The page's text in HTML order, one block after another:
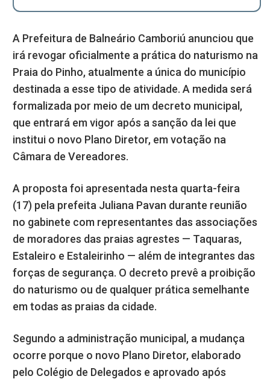
A Prefeitura de Balneário Camboriú anunciou que
irá revogar oficialmente a prática do naturismo na
Praia do Pinho, atualmente a única do município
destinada a esse tipo de atividade. A medida será
formalizada por meio de um decreto municipal,
que entrará em vigor após a sanção da lei que
institui o novo Plano Diretor, em votação na
Câmara de Vereadores.
A proposta foi apresentada nesta quarta-feira
(17) pela prefeita Juliana Pavan durante reunião
no gabinete com representantes das associações
de moradores das praias agrestes — Taquaras,
Estaleiro e Estaleirinho — além de integrantes das
forças de segurança. O decreto prevê a proibição
do naturismo ou de qualquer prática semelhante
em todas as praias da cidade.
Segundo a administração municipal, a mudança
ocorre porque o novo Plano Diretor, elaborado
pelo Colégio de Delegados e aprovado após